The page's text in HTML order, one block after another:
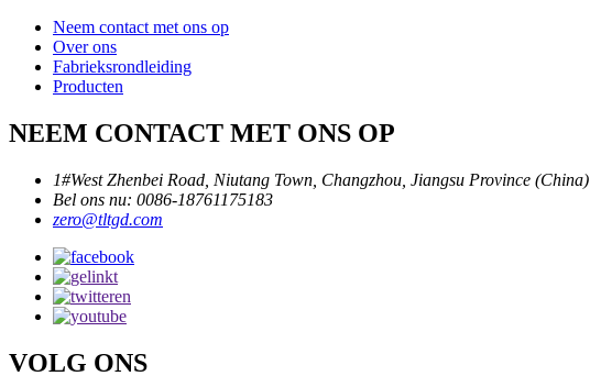
Neem contact met ons op
Over ons
Fabrieksrondleiding
Producten
NEEM CONTACT MET ONS OP
1#West Zhenbei Road, Niutang Town, Changzhou, Jiangsu Province (China)
Bel ons nu: 0086-18761175183
zero@tltgd.com
VOLG ONS